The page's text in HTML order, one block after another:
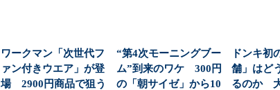
ワークマン「次世代フ
ァン付きウエア」が登
場 2900円商品で狙う
“第4次モーニングブー
ム”到来のワケ 300円
の「朝サイゼ」から10
ドンキ初
舗」はど
るのか